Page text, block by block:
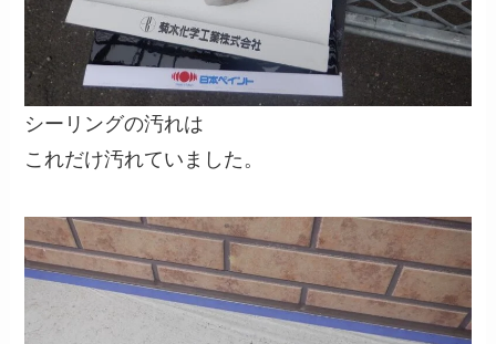
シーリングの汚れは
これだけ汚れていました。